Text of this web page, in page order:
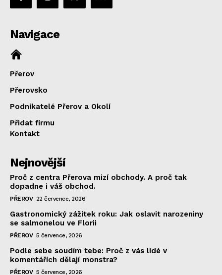
Navigace
Přerov
Přerovsko
Podnikatelé Přerov a Okolí
Přidat firmu
Kontakt
Nejnovější
Proč z centra Přerova mizí obchody. A proč tak
dopadne i váš obchod.
PŘEROV 22 července, 2026
Gastronomický zážitek roku: Jak oslavit narozeniny
se salmonelou ve Florii
PŘEROV 5 července, 2026
Podle sebe soudím tebe: Proč z vás lidé v
komentářích dělají monstra?
PŘEROV 5 července, 2026